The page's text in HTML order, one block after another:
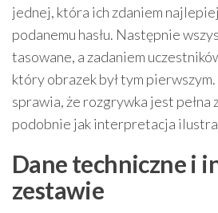
jednej, która ich zdaniem
podanemu hasłu. Następnie
tasowane, a zadaniem
który obrazek był tym pierwszym.
sprawia, że rozgrywka jest pełna
podobnie jak interpretacja
Dane techniczne i
zestawie